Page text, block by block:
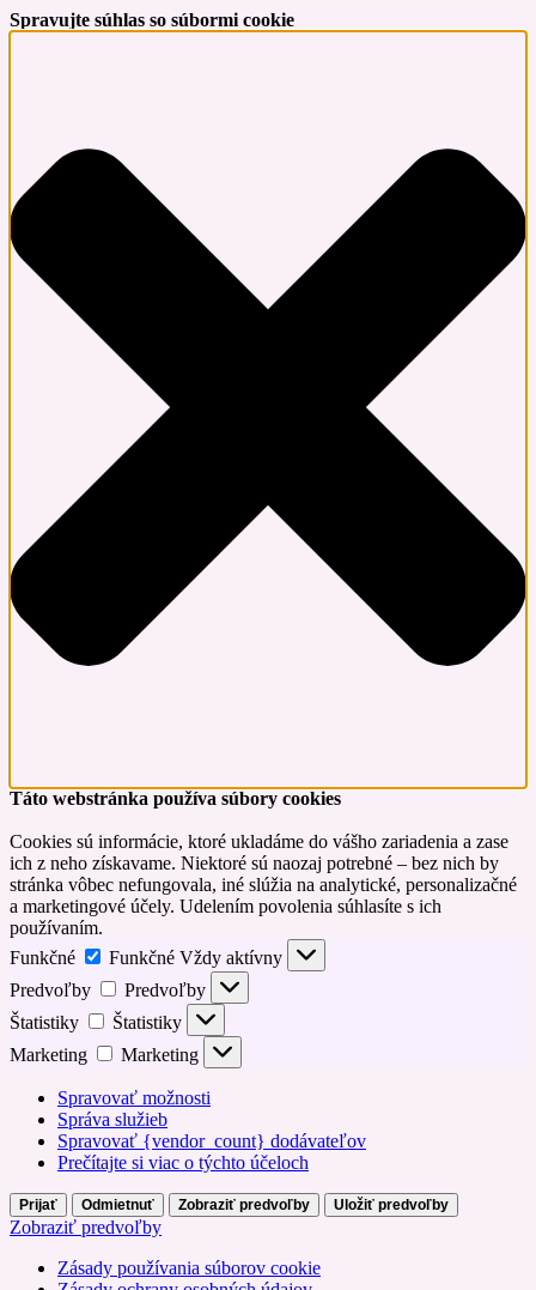
Spravujte súhlas so súbormi cookie
Táto webstránka používa súbory cookies
Cookies sú informácie, ktoré ukladáme do vášho zariadenia a zase
ich z neho získavame. Niektoré sú naozaj potrebné – bez nich by
stránka vôbec nefungovala, iné slúžia na analytické, personalizačné
a marketingové účely. Udelením povolenia súhlasíte s ich
používaním.
Funkčné
Funkčné Vždy aktívny
Predvoľby
Predvoľby
Štatistiky
Štatistiky
Marketing
Marketing
Spravovať možnosti
Správa služieb
Spravovať {vendor_count} dodávateľov
Prečítajte si viac o týchto účeloch
Prijať Odmietnuť Zobraziť predvoľby Uložiť predvoľby
Zobraziť predvoľby
Zásady používania súborov cookie